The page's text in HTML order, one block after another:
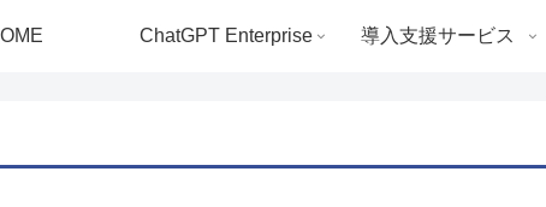
ChatGPT Enterprise 導入支援サービス